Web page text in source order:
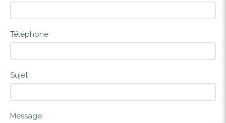
Téléphone
Sujet
Message